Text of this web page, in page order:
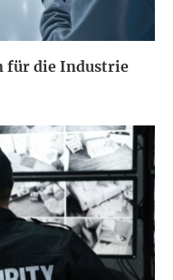
für die Industrie